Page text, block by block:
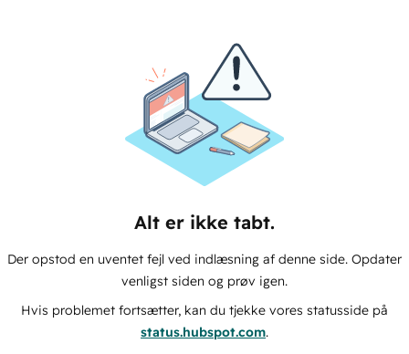
Alt er ikke tabt.
Der opstod en uventet fejl ved indlæsning af denne side. Opdater
venligst siden og prøv igen.
Hvis problemet fortsætter, kan du tjekke vores statusside på
status.hubspot.com.